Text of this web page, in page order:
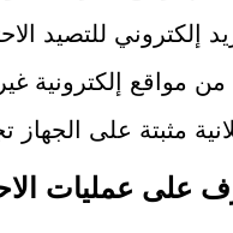
إلكتروني للتصيد
من مواقع إلكترونية
مثبتة على
على عمليات